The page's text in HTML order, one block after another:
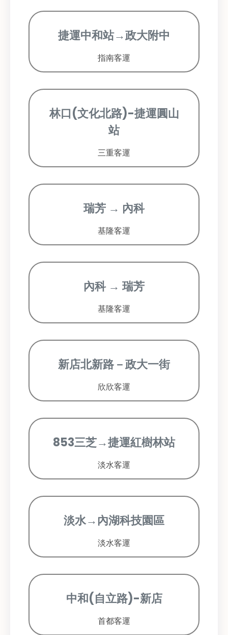
捷運中和站→政大附中
指南客運
林口(文化北路)-捷運圓山
站
三重客運
瑞芳 → 內科
基隆客運
內科 → 瑞芳
基隆客運
新店北新路－政大一街
欣欣客運
853三芝→捷運紅樹林站
淡水客運
淡水→內湖科技園區
淡水客運
中和(自立路)-新店
首都客運